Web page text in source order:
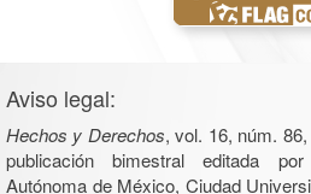
Aviso legal:
Hechos y Derechos, vol. 16, núm.
publicación bimestral editada
Autónoma de México, Ciudad